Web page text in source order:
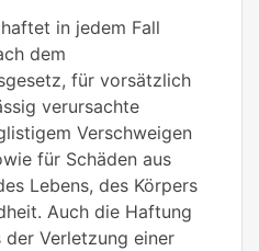
in jedem Fall
dem
für vorsätzlich
verursachte
Verschweigen
für Schäden aus
Lebens, des Körpers
Auch die Haftung
der Verletzung einer